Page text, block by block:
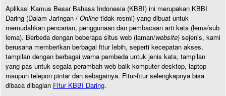
Aplikasi Kamus Besar Bahasa Indonesia (KBBI) ini merupakan KBBI
Daring (Dalam Jaringan / Online tidak resmi) yang dibuat untuk
memudahkan pencarian, penggunaan dan pembacaan arti kata (lema/sub
lema). Berbeda dengan beberapa situs web (laman/website) sejenis, kami
berusaha memberikan berbagai fitur lebih, seperti kecepatan akses,
tampilan dengan berbagai warna pembeda untuk jenis kata, tampilan
yang pas untuk segala perambah web baik komputer desktop, laptop
maupun telepon pintar dan sebagainya. Fitur-fitur selengkapnya bisa
dibaca dibagian Fitur KBBI Daring.